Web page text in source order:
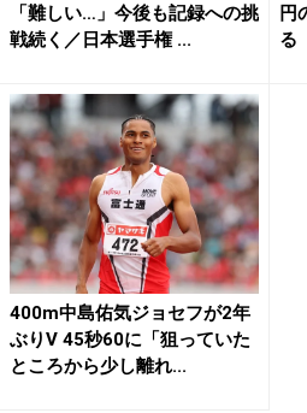
「難しい…」今後も記録への挑
戦続く／日本選手権 ...
円
る
400m中島佑気ジョセフが2年
ぶりV 45秒60に「狙っていた
ところから少し離れ...